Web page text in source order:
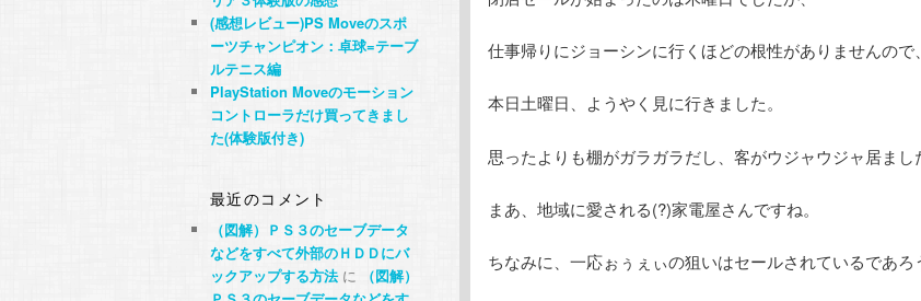
仕事帰りにジョーシンに行くほどの根性がありませんので、
本日土曜日、ようやく見に行きました。
思ったよりも棚がガラガラだし、客がウジャウジャ居まし
まあ、地域に愛される(?)家電屋さんですね。
ちなみに、一応ぉぅぇぃの狙いはセールされているであろ
(感想レビュー)PS Moveのスポ
ーツチャンピオン：卓球=テーブ
ルテニス編
PlayStation Moveのモーション
コントローラだけ買ってきまし
た(体験版付き)
最近のコメント
（図解）ＰＳ３のセーブデータ
などをすべて外部のＨＤＤにバ
ックアップする方法に
（図解）